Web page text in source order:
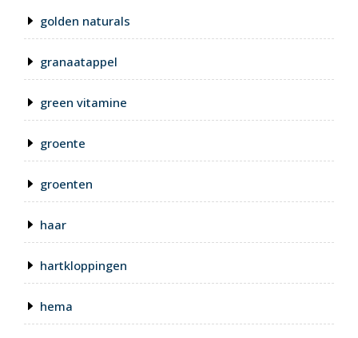
golden naturals
granaatappel
green vitamine
groente
groenten
haar
hartkloppingen
hema